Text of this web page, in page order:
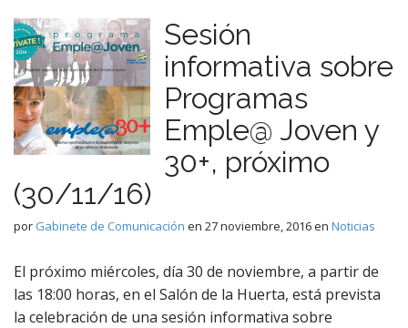
Sesión
informativa sobre
Programas
Emple@ Joven y
30+, próximo
(30/11/16)
por Gabinete de Comunicación en 27 noviembre, 2016en Noticias
El próximo miércoles, día 30 de noviembre, a partir de
las 18:00 horas, en el Salón de la Huerta, está prevista
la celebración de una sesión informativa sobre